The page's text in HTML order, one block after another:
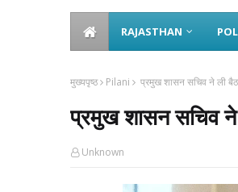
RAJASTHAN
मुख्यपृष्ठ Pilani प्रमुख शासन सचिव ने ली
प्रमुख शासन सचिव
Unknown